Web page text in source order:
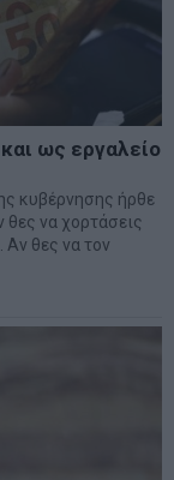
ως εργαλείο
κυβέρνησης ήρθε
θες να χορτάσεις
Αν θες να τον